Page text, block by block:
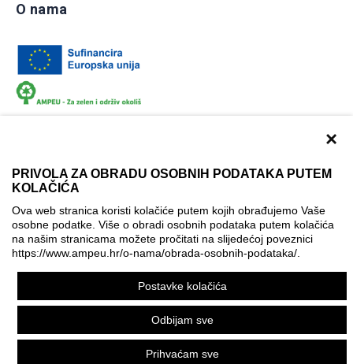
×
PRIVOLA ZA OBRADU OSOBNIH PODATAKA PUTEM
KOLAČIĆA
Ova web stranica koristi kolačiće putem kojih obrađujemo Vaše
osobne podatke. Više o obradi osobnih podataka putem kolačića
na našim stranicama možete pročitati na slijedećoj poveznici
https://www.ampeu.hr/o-nama/obrada-osobnih-podataka/
Postavke kolačića
Odbijam sve
Prihvaćam sve
O nama
Izjava o pristupačnosti
Politika korištenja kolačića
Postavke kolačića
Ova mrežna stranica je ostvarena uz financijsku potporu
Europske komisije. Ona izražava isključivo stajalište autora
mrežne stranice i Komisija se ne može smatrati odgovornom
pri upotrebi informacija koje se na njoj nalaze.